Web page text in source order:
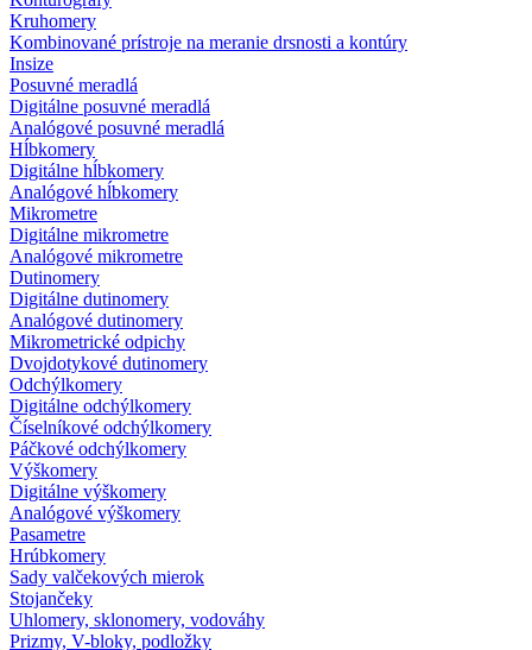
Kruhomery
Kombinované prístroje na meranie drsnosti a kontúry
Insize
Posuvné meradlá
Digitálne posuvné meradlá
Analógové posuvné meradlá
Hĺbkomery
Digitálne hĺbkomery
Analógové hĺbkomery
Mikrometre
Digitálne mikrometre
Analógové mikrometre
Dutinomery
Digitálne dutinomery
Analógové dutinomery
Mikrometrické odpichy
Dvojdotykové dutinomery
Odchýlkomery
Digitálne odchýlkomery
Číselníkové odchýlkomery
Páčkové odchýlkomery
Výškomery
Digitálne výškomery
Analógové výškomery
Pasametre
Hrúbkomery
Sady valčekových mierok
Stojančeky
Uhlomery, sklonomery, vodováhy
Prizmy, V-bloky, podložky